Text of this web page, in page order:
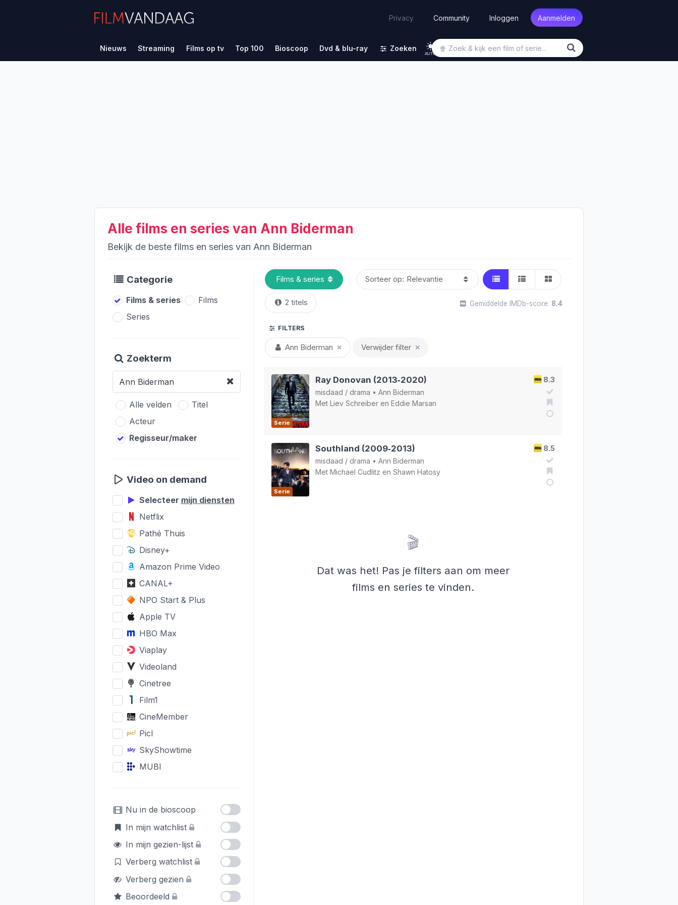
Privacy Community Inloggen Aanmelden
Nieuws Streaming Films op tv Top 100 Bioscoop Dvd & blu-ray Zoeken
AUTO
Alle films en series van Ann Biderman
Bekijk de beste films en series van Ann Biderman
Categorie
Films & series
Films
Series
Zoekterm
Alle velden
Titel
Acteur
Regisseur/maker
Video on demand
Selecteer mijn diensten
Netflix
Pathé Thuis
Disney+
Amazon Prime Video
CANAL+
NPO Start & Plus
Apple TV
HBO Max
Viaplay
Videoland
Cinetree
Film1
CineMember
Picl
SkyShowtime
MUBI
Nu in de bioscoop
In mijn watchlist
In mijn gezien-lijst
Verberg watchlist
Verberg gezien
Beoordeeld
2 titels
Sorteer op:
Gemiddelde IMDb-score: 8.4
FILTERS
Ann Biderman ✕ Verwijder filter ✕
Serie
8.3
Ray Donovan (2013‑2020)
misdaad / drama • Ann Biderman
Met Liev Schreiber en Eddie Marsan
Serie
8.5
Southland (2009‑2013)
misdaad / drama • Ann Biderman
Met Michael Cudlitz en Shawn Hatosy
🎬
Dat was het! Pas je filters aan om meer
films en series te vinden.